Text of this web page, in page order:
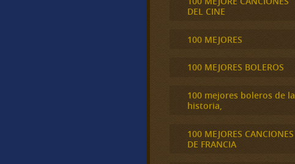
DEL CINE
100 MEJORES
100 MEJORES BOLEROS
100 mejores boleros de la
historia,
100 MEJORES CANCIONES
DE FRANCIA